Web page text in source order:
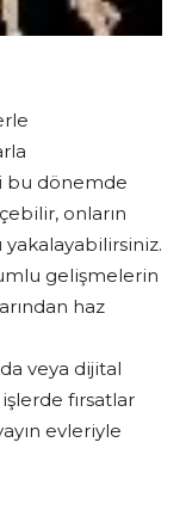
bu dönemde
onların
yakalayabilirsiniz.
gelişmelerin
haz
veya dijital
işlerde fırsatlar
evleriyle